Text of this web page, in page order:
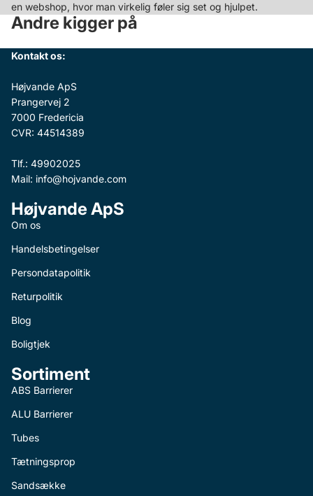
en webshop, hvor man virkelig føler sig set og hjulpet.
Andre kigger på
Kontakt os:
Højvande ApS
Prangervej 2
7000 Fredericia
CVR: 44514389
Tlf.: 49902025
Mail: info@hojvande.com
Højvande ApS
Om os
Handelsbetingelser
Persondatapolitik
Returpolitik
Blog
Boligtjek
Sortiment
ABS Barrierer
ALU Barrierer
Tubes
Tætningsprop
Sandsække